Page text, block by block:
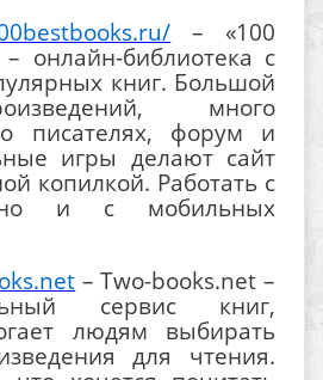
– «100
онлайн-библиотека с
книг. Большой
много
писателях, форум и
игры делают сайт
копилкой. Работать с
и с мобильных
– Two-books.net –
сервис книг,
людям выбирать
для чтения.